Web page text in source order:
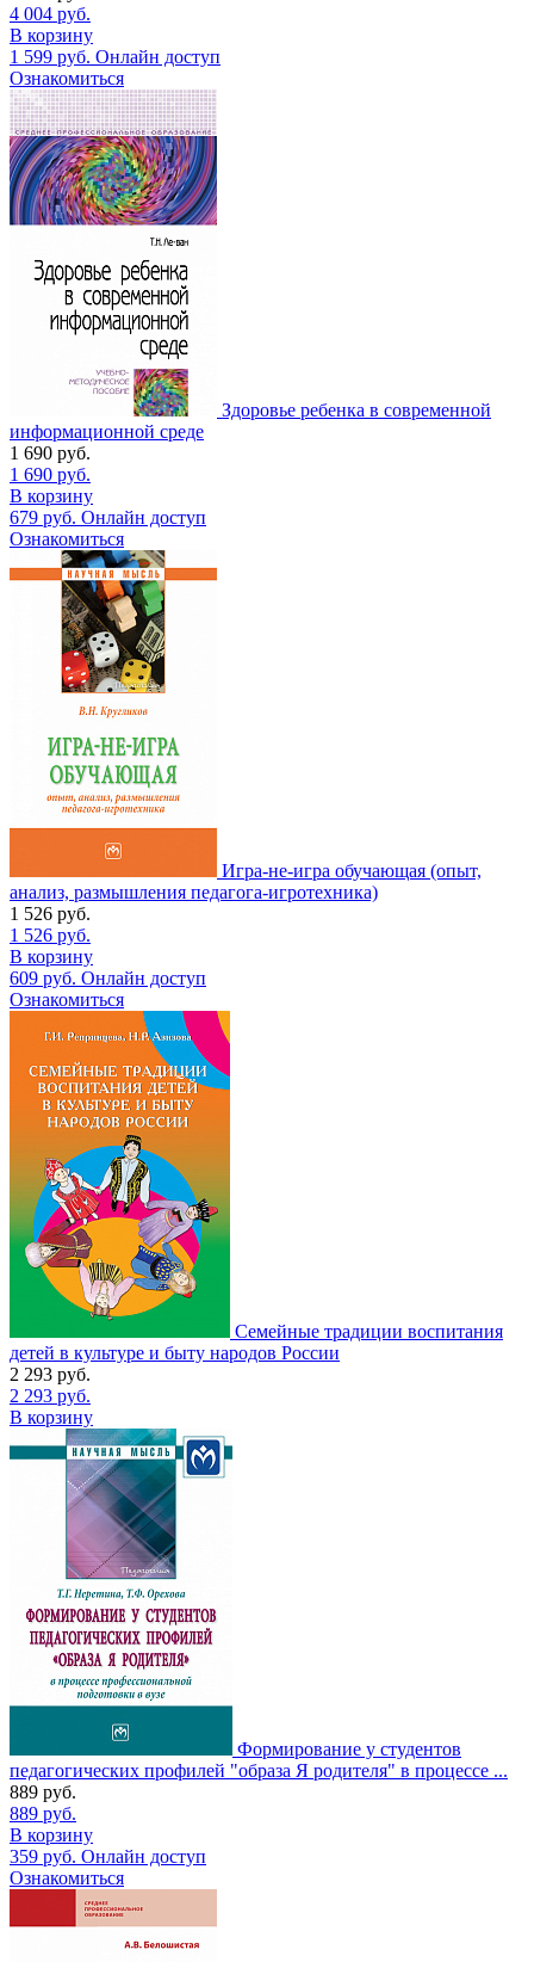
4 004 руб.
В корзину
1 599 руб. Онлайн доступ
Ознакомиться
Здоровье ребенка в современной
информационной среде
1 690 руб.
1 690 руб.
В корзину
679 руб. Онлайн доступ
Ознакомиться
Игра-не-игра обучающая (опыт,
анализ, размышления педагога-игротехника)
1 526 руб.
1 526 руб.
В корзину
609 руб. Онлайн доступ
Ознакомиться
Семейные традиции воспитания
детей в культуре и быту народов России
2 293 руб.
2 293 руб.
В корзину
Формирование у студентов
педагогических профилей "образа Я родителя" в процессе ...
889 руб.
889 руб.
В корзину
359 руб. Онлайн доступ
Ознакомиться